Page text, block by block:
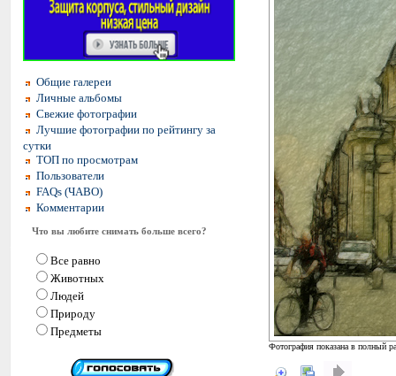
Общие галереи
Личные альбомы
Свежие фотографии
Лучшие фотографии по рейтингу за
сутки
ТОП по просмотрам
Пользователи
FAQs (ЧАВО)
Комментарии
Что вы любите снимать больше всего?
Все равно
Животных
Людей
Природу
Предметы
Фотография показана в полный